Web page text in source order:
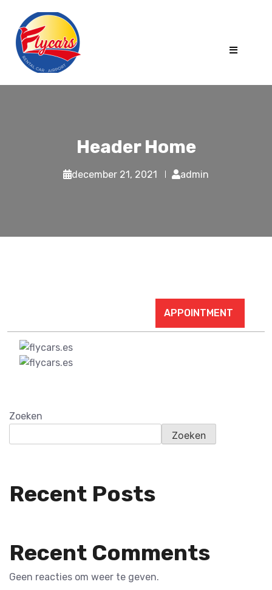
Header Home
december 21, 2021 admin
APPOINTMENT
Zoeken
Zoeken
Recent Posts
Recent Comments
Geen reacties om weer te geven.